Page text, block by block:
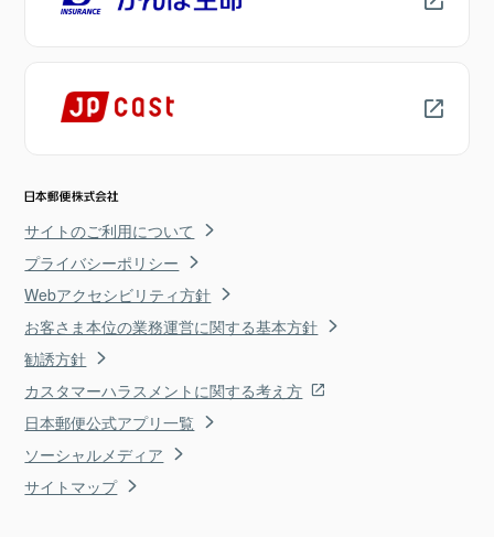
サイトのご利用について
プライバシーポリシー
Webアクセシビリティ方針
お客さま本位の業務運営に関する基本方針
勧誘方針
カスタマーハラスメントに関する考え方
日本郵便公式アプリ一覧
ソーシャルメディア
サイトマップ